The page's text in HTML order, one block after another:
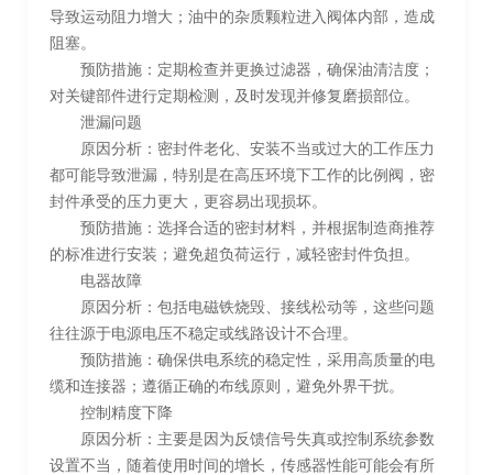
导致运动阻力增大；油中的杂质颗粒进入阀体内部，造成
阻塞。
预防措施：定期检查并更换过滤器，确保油清洁度；
对关键部件进行定期检测，及时发现并修复磨损部位。
泄漏问题
原因分析：密封件老化、安装不当或过大的工作压力
都可能导致泄漏，特别是在高压环境下工作的比例阀，密
封件承受的压力更大，更容易出现损坏。
预防措施：选择合适的密封材料，并根据制造商推荐
的标准进行安装；避免超负荷运行，减轻密封件负担。
电器故障
原因分析：包括电磁铁烧毁、接线松动等，这些问题
往往源于电源电压不稳定或线路设计不合理。
预防措施：确保供电系统的稳定性，采用高质量的电
缆和连接器；遵循正确的布线原则，避免外界干扰。
控制精度下降
原因分析：主要是因为反馈信号失真或控制系统参数
设置不当，随着使用时间的增长，传感器性能可能会有所